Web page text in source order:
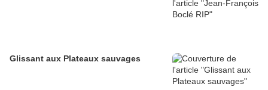
Glissant aux Plateaux sauvages